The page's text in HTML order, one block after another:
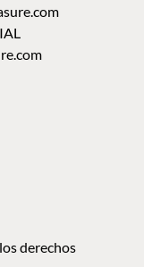
derechos